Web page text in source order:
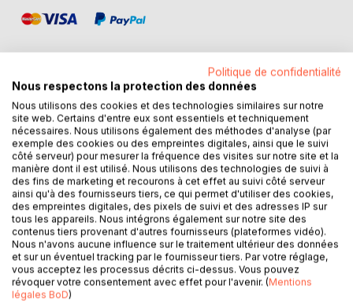
DESCRIPTION
Aujourd'hui, c' est le premier jour de piscine pour Mélina.
L'émotion est à son comble, elle a vraiment hâte de
commencer cette grande aventure ! Mais, une fois arrivée
là-bas, elle se rend compte qu'elle a un peu peur... Tout est
si grand et bruyant ! Heureusement, une rencontre spéciale
la fera changer d'avis, et la petite Mélina découvrira
beaucoup de moyens pour s'amuser dans l'eau.
AUTEUR(S)
Politique de confidentialité
Nous respectons la protection des données
Nous utilisons des cookies et des technologies similaires sur notre
site web. Certains d'entre eux sont essentiels et techniquement
nécessaires. Nous utilisons également des méthodes d'analyse (par
exemple des cookies ou des empreintes digitales, ainsi que le suivi
côté serveur) pour mesurer la fréquence des visites sur notre site et la
manière dont il est utilisé. Nous utilisons des technologies de suivi à
des fins de marketing et recourons à cet effet au suivi côté serveur
ainsi qu'à des fournisseurs tiers, ce qui permet d'utiliser des cookies,
des empreintes digitales, des pixels de suivi et des adresses IP sur
tous les appareils. Nous intégrons également sur notre site des
contenus tiers provenant d'autres fournisseurs (plateformes vidéo).
Nous n'avons aucune influence sur le traitement ultérieur des données
et sur un éventuel tracking par le fournisseur tiers. Par votre réglage,
vous acceptez les processus décrits ci-dessus. Vous pouvez
révoquer votre consentement avec effet pour l'avenir. (Mentions
légales BoD)